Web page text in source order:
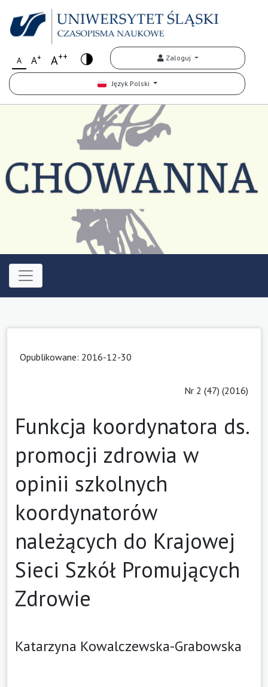
A A+ A++ Zaloguj
Język Polski
Opublikowane: 2016-12-30
Nr 2 (47) (2016)
Funkcja koordynatora ds.
promocji zdrowia w
opinii szkolnych
koordynatorów
należących do Krajowej
Sieci Szkół Promujących
Zdrowie
Katarzyna Kowalczewska-Grabowska